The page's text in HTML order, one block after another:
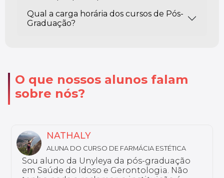
Qual a carga horária dos cursos de Pós-
Graduação?
O que nossos alunos falam
sobre nós?
NATHALY
ALUNA DO CURSO DE FARMÁCIA ESTÉTICA
Sou aluno da Unyleya da pós-graduação
em Saúde do Idoso e Gerontologia. Não